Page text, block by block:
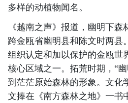
多样的动植物闻名。
《越南之声》报道，幽明下
跨金瓯省幽明县和陈文时两县
组织认定和加以保护的金瓯世
核心区域之一。拓荒时期，“
到茫茫原始森林的形象。文化
文捧在《南方森林之地》一书